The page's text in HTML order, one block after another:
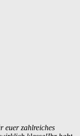
euer zahlreiches